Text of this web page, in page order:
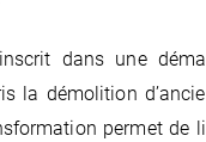
dans une
la démolition
permet